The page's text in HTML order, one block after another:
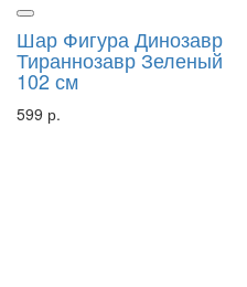
Шар Фигура Динозавр
Тираннозавр Зеленый
102 см
599 р.